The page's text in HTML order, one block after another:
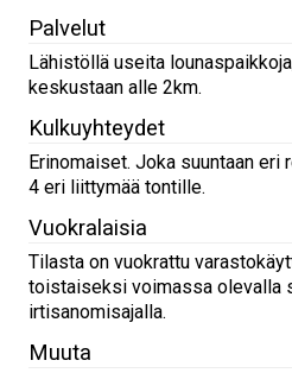
Palvelut
Lähistöllä useita
keskustaan alle 2km.
Kulkuyhteydet
Erinomaiset. Joka suuntaan eri
4 eri liittymää tontille.
Vuokralaisia
Tilasta on vuokrattu
toistaiseksi voimassa olevalla
irtisanomisajalla.
Muuta